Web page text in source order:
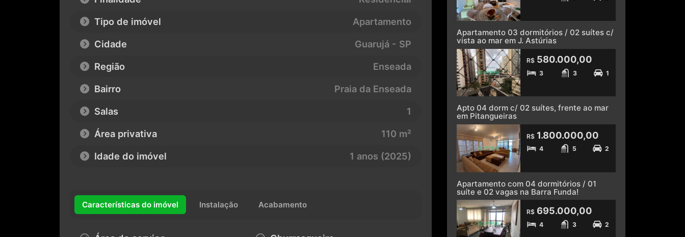
Tipo de imóvel
Apartamento
Cidade
Guarujá - SP
Região
Enseada
Bairro
Praia da Enseada
Salas
1
Área privativa
110 m²
Idade do imóvel
1 anos (2025)
Apartamento 03 dormitórios / 02 suítes c/
R$580.000,00
3 3
Apto 04 dorm c/ 02 suítes, frente ao mar
4 5
Apartamento com 04 dormitórios / 01
R$695.000,00
4 3